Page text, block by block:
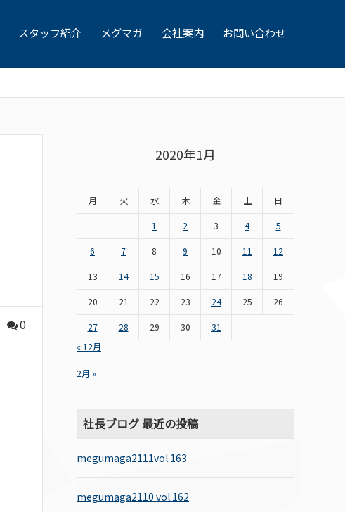
スタッフ紹介 メグマガ 会社案内 お問い合わせ
0
2020年1月
月 火 水 木 金 土
日
1
2 3 4
5
6
7 8 9 10 11
12
13
14 15 16 17 18
19
20
21 22 23 24 25
26
27
28 29 30
31
« 12月
2月 »
社長ブログ 最近の投稿
megumaga2111vol.163
megumaga2110 vol.162